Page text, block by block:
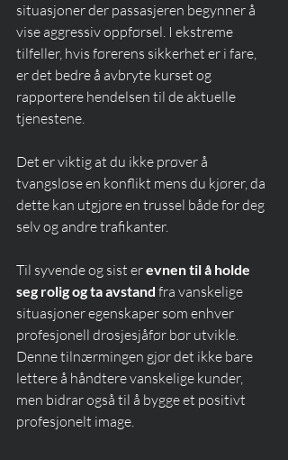
situasjoner der passasjeren begynner å
vise aggressiv oppførsel. I ekstreme
tilfeller, hvis førerens sikkerhet er i fare,
er det bedre å avbryte kurset og
rapportere hendelsen til de aktuelle
tjenestene.
Det er viktig at du ikke prøver å
tvangsløse en konflikt mens du kjører, da
dette kan utgjøre en trussel både for deg
selv og andre trafikanter.
Til syvende og sist er evnen til å holde
seg rolig og ta avstand fra vanskelige
situasjoner egenskaper som enhver
profesjonell drosjesjåfør bør utvikle.
Denne tilnærmingen gjør det ikke bare
lettere å håndtere vanskelige kunder,
men bidrar også til å bygge et positivt
profesjonelt image.